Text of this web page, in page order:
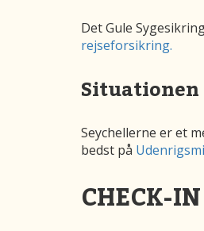
Det Gule
rejseforsikring.
Seychellerne er et
bedst på
CHECK-IN